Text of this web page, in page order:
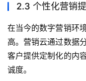
2.3 个性化营销
在当今的数字营销环
高。营销云通过数据
客户提供定制化的内
诚度。